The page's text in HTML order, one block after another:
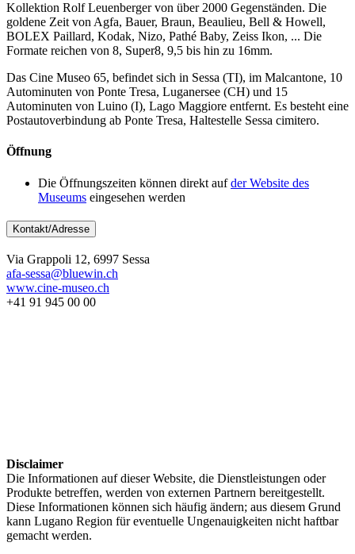
Kollektion Rolf Leuenberger von über 2000 Gegenständen. Die
goldene Zeit von Agfa, Bauer, Braun, Beaulieu, Bell & Howell,
BOLEX Paillard, Kodak, Nizo, Pathé Baby, Zeiss Ikon, ... Die
Formate reichen von 8, Super8, 9,5 bis hin zu 16mm.
Das Cine Museo 65, befindet sich in Sessa (TI), im Malcantone, 10
Autominuten von Ponte Tresa, Luganersee (CH) und 15
Autominuten von Luino (I), Lago Maggiore entfernt. Es besteht eine
Postautoverbindung ab Ponte Tresa, Haltestelle Sessa cimitero.
Öffnung
Die Öffnungszeiten können direkt aufder Website des
Museums eingesehen werden
Kontakt/Adresse
Via Grappoli 12, 6997 Sessa
afa-sessa@bluewin.ch
www.cine-museo.ch
+41 91 945 00 00
Disclaimer
Die Informationen auf dieser Website, die Dienstleistungen oder
Produkte betreffen, werden von externen Partnern bereitgestellt.
Diese Informationen können sich häufig ändern; aus diesem Grund
kann Lugano Region für eventuelle Ungenauigkeiten nicht haftbar
gemacht werden.